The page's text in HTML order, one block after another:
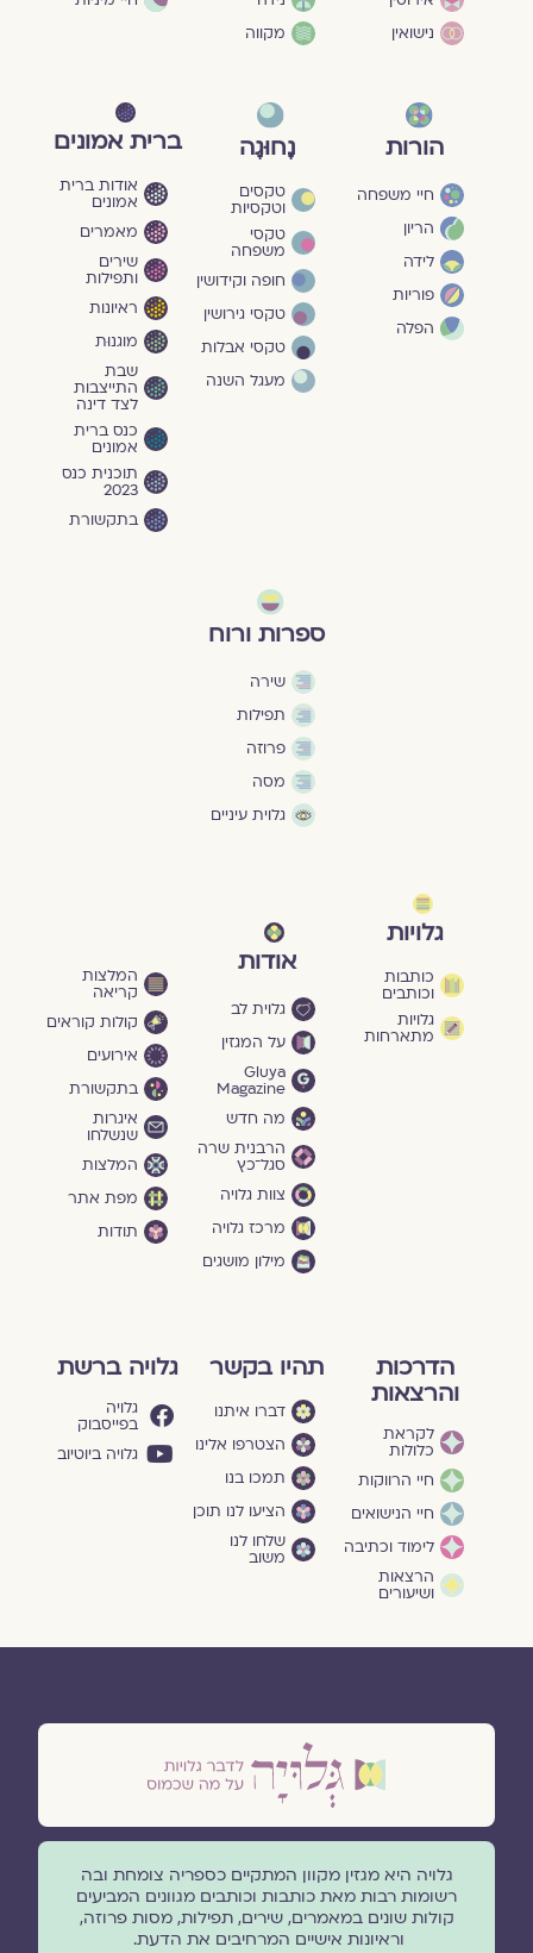
נישואין
מקווה
הורות
חיי משפחה
הריון
לידה
פוריות
הפלה
נָחוּגָה
טקסים
וטקסיות
טקסי
משפחה
חופה וקידושין
טקסי גירושין
טקסי אבלות
מעגל השנה
ברית אמונים
אודות ברית
אמונים
מאמרים
שירים
ותפילות
ראיונות
מוגנוּת
שבת
התייצבות
לצד דינה
כנס ברית
אמונים
תוכנית כנס
2023
בתקשורת
ספרות ורוח
שירה
תפילות
פרוזה
מסה
גלוית עיניים
גלויות
כותבות
וכותבים
גלויות
מתארחות
אודות
גלוית לב
על המגזין
Gluya
Magazine
מה חדש
הרבנית שרה
סגל־כץ
צוות גלויה
מרכז גלויה
מילון מושגים
המלצות
קריאה
קולות קוראים
אירועים
בתקשורת
איגרות
שנשלחו
המלצות
מפת אתר
תודות
הדרכות
והרצאות
לקראת
כלולות
חיי הרווקות
חיי הנישואים
לימוד וכתיבה
הרצאות
ושיעורים
תהיו בקשר
דברו איתנו
הצטרפו אלינו
תמכו בנו
הציעו לנו תוכן
שלחו לנו
משוב
גלויה ברשת
גלויה
בפייסבוק
גלויה ביוטיוב
גלויה היא מגזין מקוון המתקיים כספריה צומחת ובה
רשומות רבות מאת כותבות וכותבים מגוונים המביעים
קולות שונים במאמרים, שירים, תפילות, מסות פרוזה,
וראיונות אישיים המרחיבים את הדעת.